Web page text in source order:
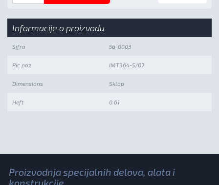
Informacije o proizvodu
Sifra 56-0003
Pic poz IMT364-5/07
Dimensions Sklop
Heft 0.61
Proizvodnja specijalnih delova, alata i
konstrukcije